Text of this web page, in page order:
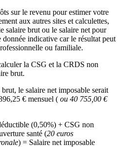
sur le revenu pour estimer votre
aux autres sites et calculettes,
salaire brut ou le salaire net pour
indicative car le résultat peut
ou familiale.
la CSG et la CRDS non
brut.
le salaire net imposable serait
€ mensuel ( ou 40 755,00 €
(0,50%) + CSG non
santé (20 euros
) = Salaire net imposable